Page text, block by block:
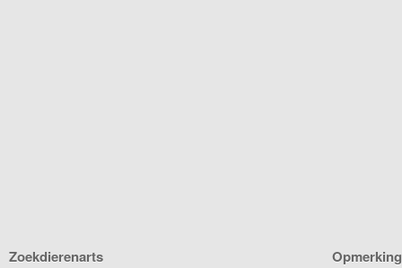
Zoekdierenarts